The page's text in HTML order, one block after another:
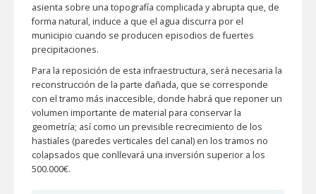
asienta sobre una topografía complicada y abrupta que, de
forma natural, induce a que el agua discurra por el
municipio cuando se producen episodios de fuertes
precipitaciones.
Para la reposición de esta infraestructura, será necesaria la
reconstrucción de la parte dañada, que se corresponde
con el tramo más inaccesible, donde habrá que reponer un
volumen importante de material para conservar la
geometría; así como un previsible recrecimiento de los
hastiales (paredes verticales del canal) en los tramos no
colapsados que conllevará una inversión superior a los
500.000€.